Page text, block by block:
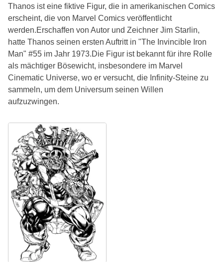
Thanos ist eine fiktive Figur, die in amerikanischen Comics
erscheint, die von Marvel Comics veröffentlicht
werden.Erschaffen von Autor und Zeichner Jim Starlin,
hatte Thanos seinen ersten Auftritt in "The Invincible Iron
Man" #55 im Jahr 1973.Die Figur ist bekannt für ihre Rolle
als mächtiger Bösewicht, insbesondere im Marvel
Cinematic Universe, wo er versucht, die Infinity-Steine zu
sammeln, um dem Universum seinen Willen
aufzuzwingen.